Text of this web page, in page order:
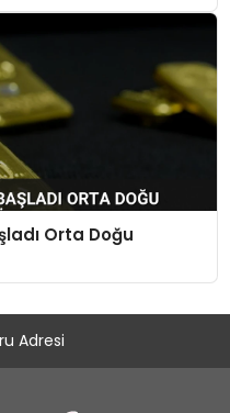
Orta Doğu
Adresi